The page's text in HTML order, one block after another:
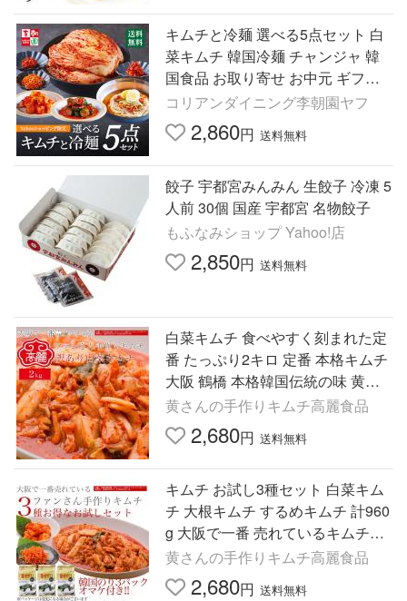
キムチと冷麺 選べる5点セット 白
菜キムチ 韓国冷麺 チャンジャ 韓
国食品 お取り寄せ お中元 ギフト
李朝園
コリアンダイニング李朝園ヤフ
2,860円 送料無料
餃子 宇都宮みんみん 生餃子 冷凍 5
人前 30個 国産 宇都宮 名物餃子
もふなみショップ Yahoo!店
2,850円 送料無料
白菜キムチ 食べやすく刻まれた定
番 たっぷり2キロ 定番 本格キムチ
大阪 鶴橋 本格韓国伝統の味 黄さ
んの手造りキムチ 本場の味 韓国料
理 【冷蔵】【送料無料】
黄さんの手作りキムチ高麗食品
2,680円 送料無料
キムチ お試し3種セット 白菜キム
チ 大根キムチ するめキムチ 計960
g 大阪で一番 売れているキムチ屋
高麗食品 おまけで韓国海苔 3パッ
ク【冷蔵】
黄さんの手作りキムチ高麗食品
2,680円 送料無料